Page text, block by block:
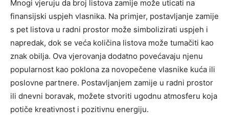
Mnogi vjeruju da broj listova zamije može uticati na
finansijski uspjeh vlasnika. Na primjer, postavljanje zamije
s pet listova u radni prostor može simbolizirati uspjeh i
napredak, dok se veća količina listova može tumačiti kao
znak obilja. Ova vjerovanja dodatno povećavaju njenu
popularnost kao poklona za novopečene vlasnike kuća ili
poslovne partnere. Postavljanjem zamije u radni prostor
ili dnevni boravak, možete stvoriti ugodnu atmosferu koja
potiče kreativnost i pozitivnu energiju.